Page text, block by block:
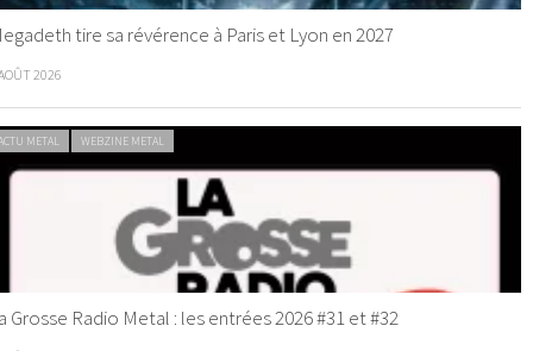
tire sa révérence à Paris et Lyon en 2027
2026
METAL WEBZINE METAL
Grosse Radio Metal : les entrées 2026 #31 et #32